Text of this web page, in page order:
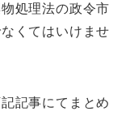
処理法の政令市
くてはいけませ
記事にてまとめ